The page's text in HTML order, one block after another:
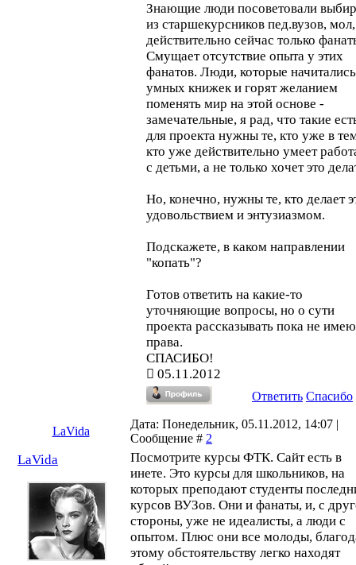
Знающие люди посоветовали
из старшекурсников пед.вузов,
действительно сейчас только
Смущает отсутствие опыта у этих
фанатов. Люди, которые начитались
умных книжек и горят желанием
поменять мир на этой основе -
замечательные, я рад, что такие
для проекта нужны те, кто уже в
кто уже действительно умеет
с детьми, а не только хочет это
Но, конечно, нужны те, кто делает
удовольствием и энтузиазмом.
Подскажете, в каком направлении
"копать"?
Готов ответить на какие-то
уточняющие вопросы, но о сути
проекта рассказывать пока не имею
права.
СПАСИБО!
05.11.2012
Ответить Спасибо
LaVida
Дата: Понедельник, 05.11.2012, 14:07 |
Сообщение # 2
LaVida
Посмотрите курсы ФТК. Сайт есть в
инете. Это курсы для школьников, на
которых преподают студенты
курсов ВУЗов. Они и фанаты, и, с
стороны, уже не идеалисты, а люди с
опытом. Плюс они все молоды,
этому обстоятельству легко находят